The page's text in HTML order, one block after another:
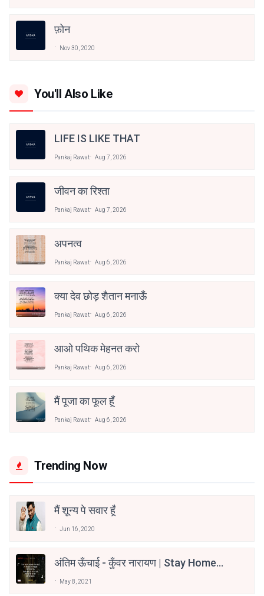
फ़ोन
Nov 30, 2020
You'll Also Like
LIFE IS LIKE THAT
Pankaj Rawat Aug 7, 2026
जीवन का रिश्ता
Pankaj Rawat Aug 7, 2026
अपनत्व
Pankaj Rawat Aug 6, 2026
क्या देव छोड़ शैतान मनाऊँ
Pankaj Rawat Aug 6, 2026
आओ पथिक मेहनत करो
Pankaj Rawat Aug 6, 2026
मैं पूजा का फूल हूँ
Pankaj Rawat Aug 6, 2026
Trending Now
मैं शून्य पे सवार हूँ
Jun 16, 2020
अंतिम ऊँचाई - कुँवर नारायण | Stay Home
May 8, 2021